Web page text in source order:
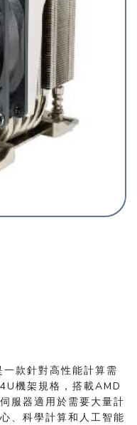
款針對高性能計算需
機架規格，搭載AMD
服器適用於需要大量計
、科學計算和人工智能